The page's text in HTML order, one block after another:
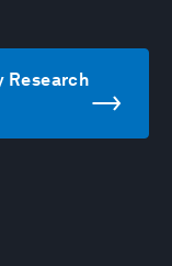
Research